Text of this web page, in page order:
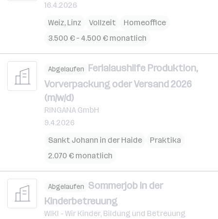
16.4.2026
Weiz, Linz Vollzeit
Homeoffice
3.500 € – 4.500 € monatlich
Abgelaufen Ferialaushilfe Produktion,
Vorverpackung oder Versand 2026
(m/w/d)
RINGANA GmbH
9.4.2026
Sankt Johann in der Haide
Praktika
2.070 € monatlich
Abgelaufen Sommerjob in der
Kinderbetreuung
WIKI - Wir Kinder, Bildung und Betreuung